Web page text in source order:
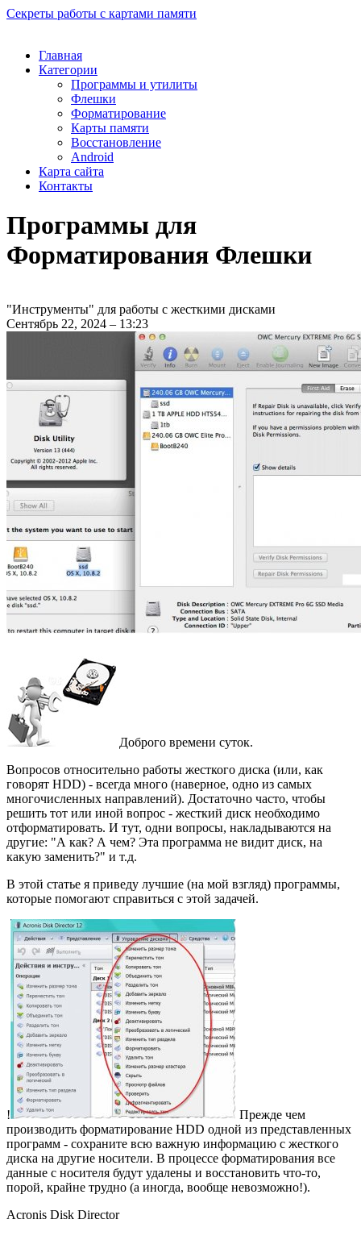
Секреты работы с картами памяти
Главная
Категории
Программы и утилиты
Флешки
Форматирование
Карты памяти
Восстановление
Android
Карта сайта
Контакты
Программы для
Форматирования Флешки
"Инструменты" для работы с жесткими дисками
Сентябрь 22, 2024 – 13:23
Доброго времени суток.
Вопросов относительно работы жесткого диска (или, как
говорят HDD) - всегда много (наверное, одно из самых
многочисленных направлений). Достаточно часто, чтобы
решить тот или иной вопрос - жесткий диск необходимо
отформатировать. И тут, одни вопросы, накладываются на
другие: "А как? А чем? Эта программа не видит диск, на
какую заменить?" и т.д.
В этой статье я приведу лучшие (на мой взгляд) программы,
которые помогают справиться с этой задачей.
!
Прежде чем
производить форматирование HDD одной из представленных
программ - сохраните всю важную информацию с жесткого
диска на другие носители. В процессе форматирования все
данные с носителя будут удалены и восстановить что-то,
порой, крайне трудно (а иногда, вообще невозможно!).
Acronis Disk Director